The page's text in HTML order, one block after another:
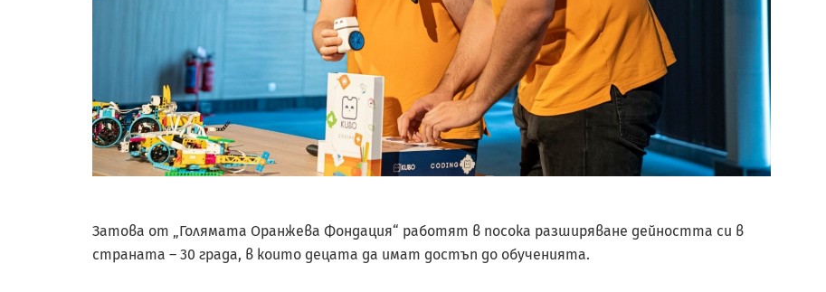
Затова от „Голямата Оранжева Фондация“ работят в посока разширяване дейността си в
страната – 30 града, в които децата да имат достъп до обученията.